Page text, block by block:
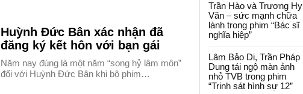
Huỳnh Đức Bân xác nhận đã
đăng ký kết hôn với bạn gái
Năm nay đúng là một năm “song hỷ lâm môn”
đối với Huỳnh Đức Bân khi bộ phim…
Trần Hào và Trương Hy
Văn – sức mạnh chữa
lành trong phim “Bác sĩ
nghĩa hiệp”
Lâm Bảo Di, Trần Pháp
Dung tái ngộ màn ảnh
nhỏ TVB trong phim
“Trinh sát hình sự 12”